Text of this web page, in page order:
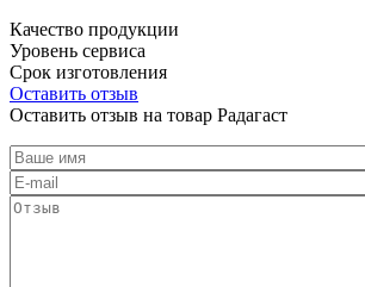
Качество продукции
Уровень сервиса
Срок изготовления
Оставить отзыв
Оставить отзыв на товар Радагаст